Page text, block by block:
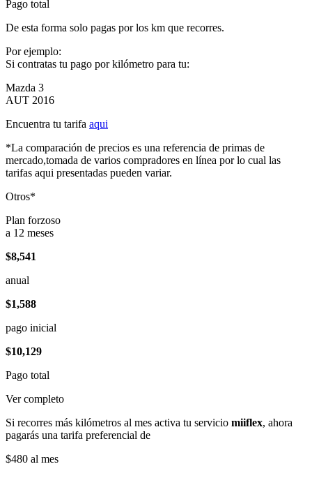
Pago total
De esta forma solo pagas por los km que recorres.
Por ejemplo:
Si contratas tu pago por kilómetro para tu:
Mazda 3
AUT 2016
Encuentra tu tarifa aqui
*La comparación de precios es una referencia de primas de
mercado,tomada de varios compradores en línea por lo cual las
tarifas aqui presentadas pueden variar.
Otros*
Plan forzoso
a 12 meses
$8,541
anual
$1,588
pago inicial
$10,129
Pago total
Ver completo
Si recorres más kilómetros al mes activa tu servicio miiflex, ahora
pagarás una tarifa preferencial de
$480 al mes